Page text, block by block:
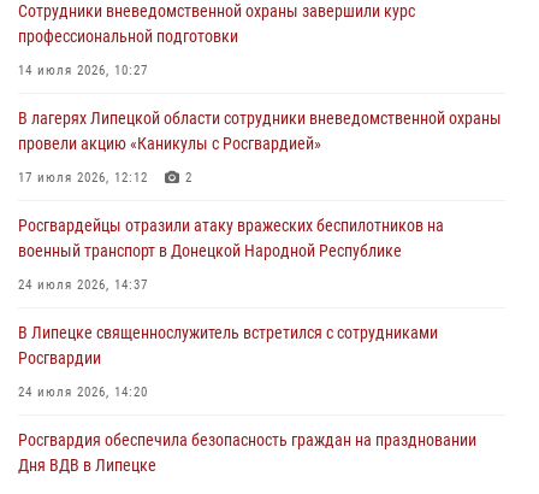
Росгвардейцы обеспечили безопасность граждан в День Лев-
Толстовского района
03 августа 2026, 13:41
Росгвардия противодействует БПЛА ВСУ на южном направлении
(видео)
03 августа 2026, 13:39
Сотрудники вневедомственной охраны завершили курс
профессиональной подготовки
14 июля 2026, 10:27
В лагерях Липецкой области сотрудники вневедомственной охраны
провели акцию «Каникулы с Росгвардией»
17 июля 2026, 12:12 2
Росгвардейцы отразили атаку вражеских беспилотников на
военный транспорт в Донецкой Народной Республике
24 июля 2026, 14:37
В Липецке священнослужитель встретился с сотрудниками
Росгвардии
24 июля 2026, 14:20
Росгвардия обеспечила безопасность граждан на праздновании
Дня ВДВ в Липецке